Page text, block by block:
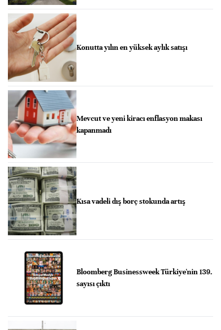
Konutta yılın en yüksek aylık satışı
Mevcut ve yeni kiracı enflasyon makası
kapanmadı
Kısa vadeli dış borç stokunda artış
Bloomberg Businessweek Türkiye'nin 139.
sayısı çıktı